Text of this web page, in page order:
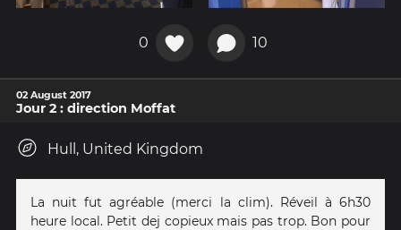
0 10
02 August 2017
Jour 2 : direction Moffat
Hull, United Kingdom
La nuit fut agréable (merci la clim). Réveil à 6h30
heure local. Petit dej copieux mais pas trop. Bon pour